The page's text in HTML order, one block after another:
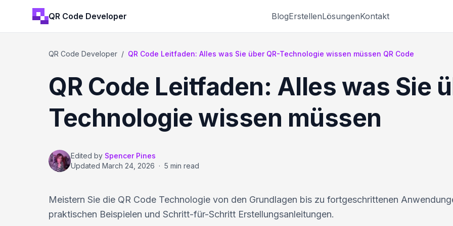
QR Code Developer BlogErstellenLösungenKontakt
QR Code Developer / QR Code Leitfaden: Alles was Sie über QR-Technologie wissen müssen QR Code
QR Code Leitfaden: Alles was Sie
Technologie wissen müssen
Edited by Spencer Pines
Updated March 24, 2026 · 5 min read
Meistern Sie die QR Code Technologie von den Grundlagen bis zu fortgeschrittenen
praktischen Beispielen und Schritt-für-Schritt Erstellungsanleitungen.